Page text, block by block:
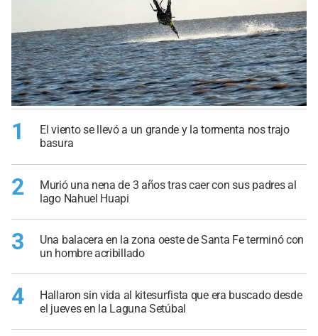
1
El viento se llevó a un grande y la tormenta nos trajo
basura
2
Murió una nena de 3 años tras caer con sus padres al
lago Nahuel Huapi
3
Una balacera en la zona oeste de Santa Fe terminó con
un hombre acribillado
4
Hallaron sin vida al kitesurfista que era buscado desde
el jueves en la Laguna Setúbal